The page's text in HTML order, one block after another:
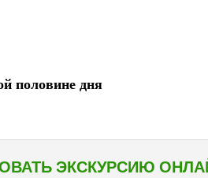
половине дня
ЭКСКУРСИЮ